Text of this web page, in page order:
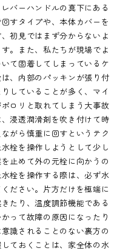
バーハンドルの真下にある
すタイプや、本体カバーを
初見ではまず分からないよ
。また、私たちが現場でよ
て固着してしまっているケ
、内部のパッキンが張り付
していることが多く、マイ
ロリと取れてしまう大事故
浸透潤滑剤を吹き付けて時
がら慎重に回すというテク
栓を操作しようとして少し
止めて外の元栓に向かうの
栓を操作する際は、必ず水
ださい。片方だけを極端に
たり、温度調節機能である
って故障の原因になったり
識されることのない裏方の
ておくことは、家全体の水